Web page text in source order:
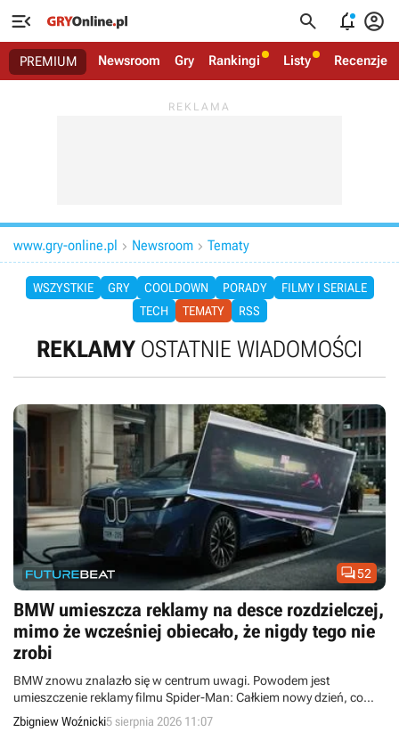
   
PREMIUM Newsroom Gry Rankingi Listy Recenzje
www.gry-online.pl  Newsroom  Tematy
WSZYSTKIE GRY COOLDOWN PORADY
FILMY I SERIALE
TECH
TEMATY RSS
REKLAMY OSTATNIE WIADOMOŚCI
52
BMW umieszcza reklamy na desce rozdzielczej,
mimo że wcześniej obiecało, że nigdy tego nie
zrobi
BMW znowu znalazło się w centrum uwagi. Powodem jest
umieszczenie reklamy filmu Spider-Man: Całkiem nowy dzień, co
kierowcy uznają za złamanie obietnicy sprzed kilku lat.
Zbigniew Woźnicki5 sierpnia 2026 11:07